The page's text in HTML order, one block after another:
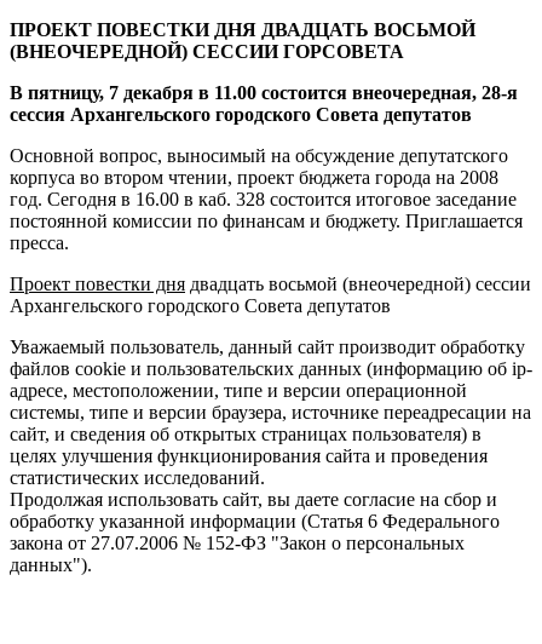
ПРОЕКТ ПОВЕСТКИ ДНЯ ДВАДЦАТЬ ВОСЬМОЙ
(ВНЕОЧЕРЕДНОЙ) СЕССИИ ГОРСОВЕТА
В пятницу, 7 декабря в 11.00 состоится внеочередная, 28-я
сессия Архангельского городского Совета депутатов
Основной вопрос, выносимый на обсуждение депутатского
корпуса во втором чтении, проект бюджета города на 2008
год. Сегодня в 16.00 в каб. 328 состоится итоговое заседание
постоянной комиссии по финансам и бюджету. Приглашается
пресса.
Проект повестки дня двадцать восьмой (внеочередной) сессии
Архангельского городского Совета депутатов
Уважаемый пользователь, данный сайт производит обработку
файлов cookie и пользовательских данных (информацию об ip-
адресе, местоположении, типе и версии операционной
системы, типе и версии браузера, источнике переадресации на
сайт, и сведения об открытых страницах пользователя) в
целях улучшения функционирования сайта и проведения
статистических исследований.
Продолжая использовать сайт, вы даете согласие на сбор и
обработку указанной информации (Статья 6 Федерального
закона от 27.07.2006 № 152-ФЗ "Закон о персональных
данных").